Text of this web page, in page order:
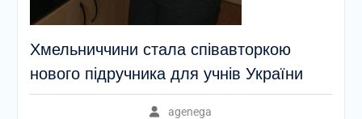
Хмельниччини стала співавторкою
нового підручника для учнів України
agenega